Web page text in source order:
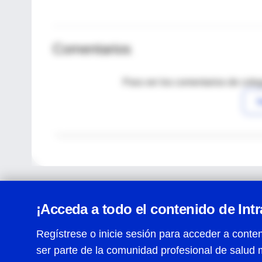
Comentarios
Para ver los comentarios de
¡Acceda a todo el contenido de
Regístrese o inicie sesión para acceder a
ser parte de la comunidad profesional de salud
Centro de Ayuda